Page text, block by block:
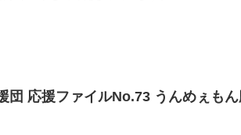
団 応援ファイルNo.73 うんめぇも